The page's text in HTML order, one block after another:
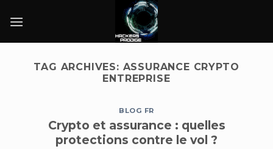
TAG ARCHIVES: ASSURANCE CRYPTO
ENTREPRISE
BLOG FR
Crypto et assurance : quelles
protections contre le vol ?